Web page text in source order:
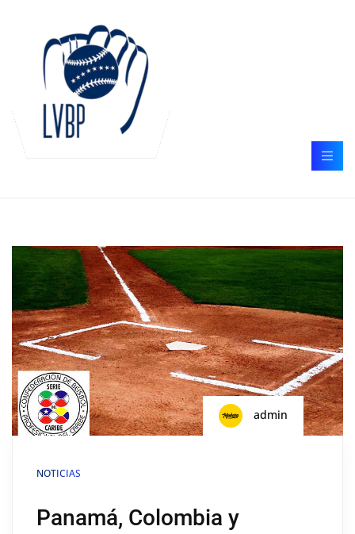
admin
NOTICIAS
Panamá, Colombia y